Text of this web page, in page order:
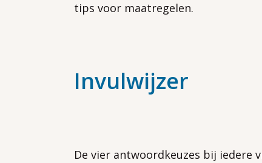
tips voor maatregelen.
Invulwijzer
De vier antwoordkeuzes bij iedere